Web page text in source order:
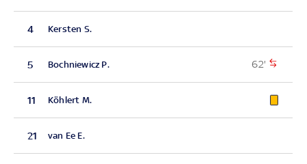
4 Kersten S.
5 Bochniewicz P. 62'
11 Köhlert M.
21 van Ee E.